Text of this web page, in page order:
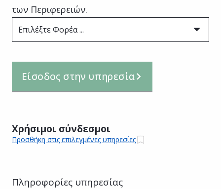
των Περιφερειών.
Επιλέξτε Φορέα ...
Είσοδος στην υπηρεσία
Χρήσιμοι σύνδεσμοι
Προσθήκη στις επιλεγμένες υπηρεσίες
Πληροφορίες υπηρεσίας